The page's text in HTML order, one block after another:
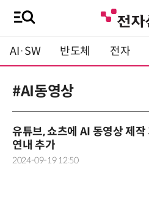
AI·SW 반도체 전자
#AI동영상
유튜브, 쇼츠에 AI 동영상 제작
연내 추가
2024-09-19 12:50